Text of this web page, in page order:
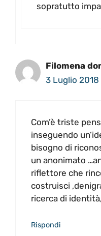
sopratutto
Filomena
3 Luglio 2018
Com’è triste
inseguendo
bisogno di
un anonimato
riflettore che
costruisci
ricerca di
Rispondi